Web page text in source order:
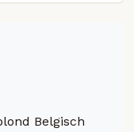
Belgisch